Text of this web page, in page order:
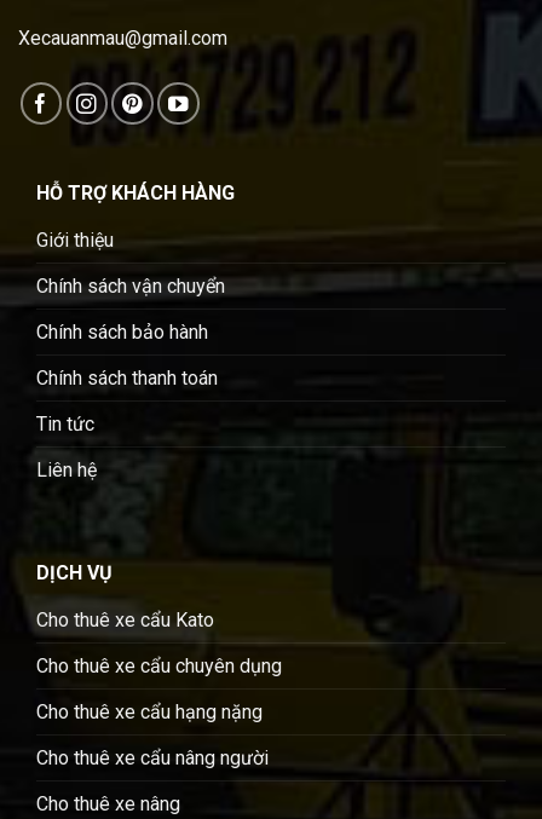
Xecauanmau@gmail.com
HỖ TRỢ KHÁCH HÀNG
Giới thiệu
Chính sách vận chuyển
Chính sách bảo hành
Chính sách thanh toán
Tin tức
Liên hệ
DỊCH VỤ
Cho thuê xe cẩu Kato
Cho thuê xe cẩu chuyên dụng
Cho thuê xe cẩu hạng nặng
Cho thuê xe cẩu nâng người
Cho thuê xe nâng